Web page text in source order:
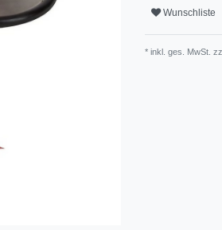
Wunschliste
* inkl. ges. MwSt.